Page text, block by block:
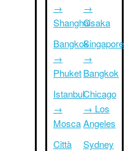
→
Shanghai
Bangkok
→
Phuket
Istanbul
→
Mosca
Città
→
Osaka
Singapore
→
Bangkok
Chicago
→ Los
Angeles
Sydney